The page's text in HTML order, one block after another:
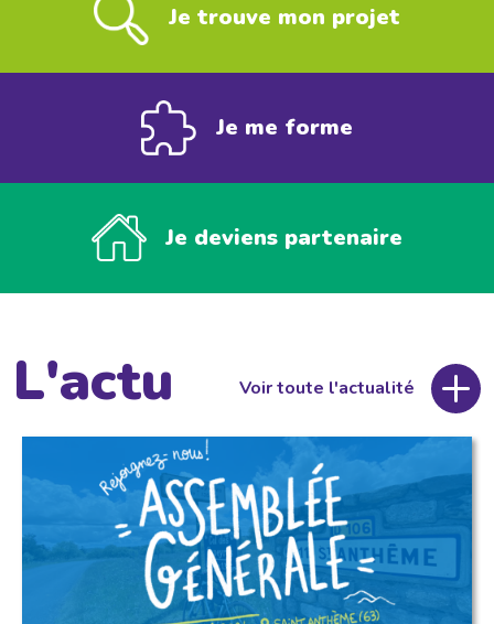
Je trouve mon projet
Je me forme
Je deviens partenaire
L'actu Voir toute l'actualité